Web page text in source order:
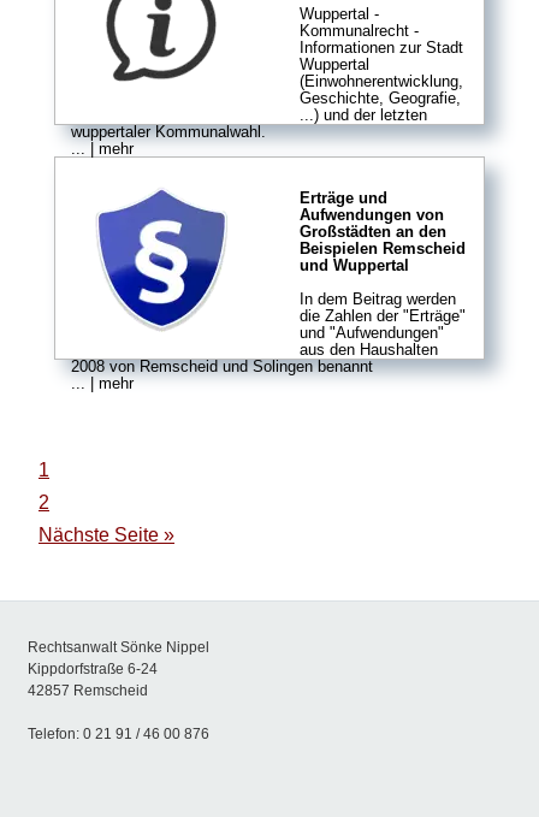
Wuppertal -
Kommunalrecht -
Informationen zur Stadt
Wuppertal
(Einwohnerentwicklung,
Geschichte, Geografie,
...) und der letzten
wuppertaler Kommunalwahl.
... | mehr
Erträge und
Aufwendungen von
Großstädten an den
Beispielen Remscheid
und Wuppertal
In dem Beitrag werden
die Zahlen der "Erträge"
und "Aufwendungen"
aus den Haushalten
2008 von Remscheid und Solingen benannt
... | mehr
1
2
Nächste Seite »
Rechtsanwalt Sönke Nippel
Kippdorfstraße 6-24
42857 Remscheid
Telefon: 0 21 91 / 46 00 876